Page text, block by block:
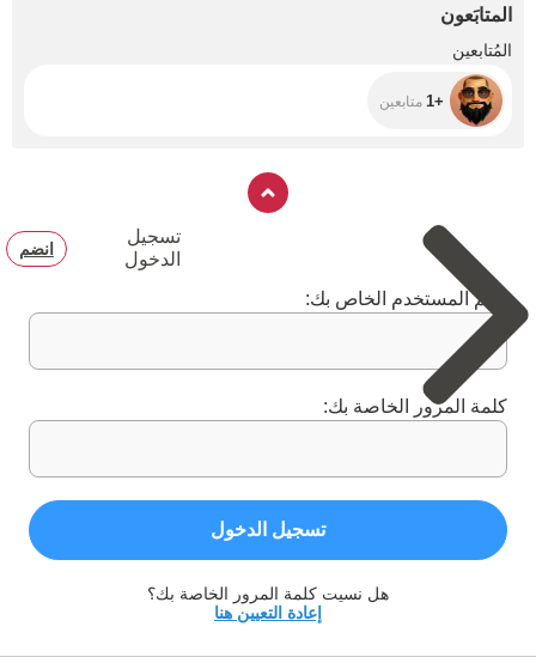
المتابَعون
المُتابعين
+1 متابعين
تسجيل
الدخول
انضم
اسم المستخدم الخاص بك:
كلمة المرور الخاصة بك:
تسجيل الدخول
هل نسيت كلمة المرور الخاصة بك؟
إعادة التعيين هنا